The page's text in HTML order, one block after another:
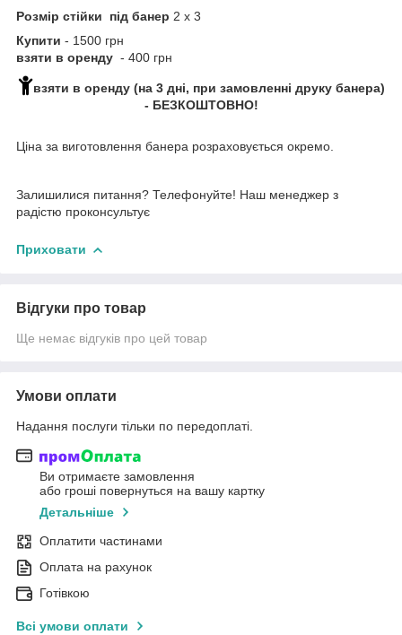
Розмір стійки під банер 2 х 3
Купити - 1500 грн
взяти в оренду - 400 грн
взяти в оренду (на 3 дні, при замовленні друку банера)
- БЕЗКОШТОВНО!
Ціна за виготовлення банера розраховується окремо.
Залишилися питання? Телефонуйте! Наш менеджер з
радістю проконсультує
Приховати
Відгуки про товар
Ще немає відгуків про цей товар
Умови оплати
Надання послуги тільки по передоплаті.
Ви отримаєте замовлення
або гроші повернуться на вашу картку
Детальніше
Оплатити частинами
Оплата на рахунок
Готівкою
Всі умови оплати